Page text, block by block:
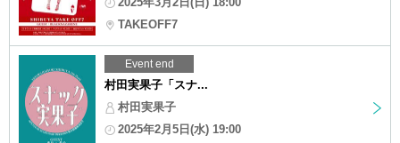
TAKEOFF7
Event end
村田実果子「スナ...
村田実果子
2025年2月5日(水) 19:00